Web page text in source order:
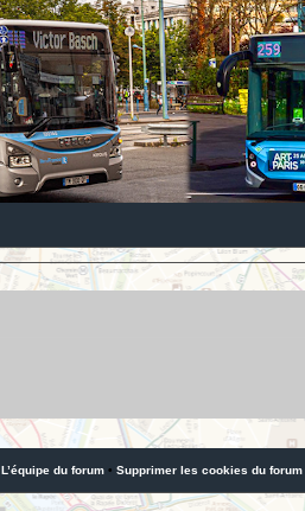
L’équipe du forum • Supprimer les cookies du forum